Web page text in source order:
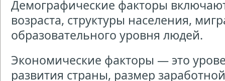
Демографические факторы
возраста, структуры населения,
образовательного уровня людей.
Экономические факторы — это
развития страны, размер